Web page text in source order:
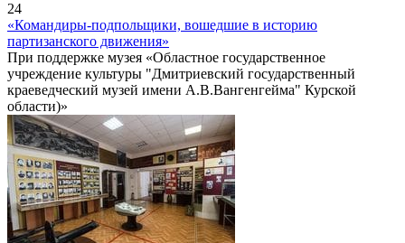
24
«Командиры-подпольщики, вошедшие в историю
партизанского движения»
При поддержке музея «Областное государственное
учреждение культуры "Дмитриевский государственный
краеведческий музей имени А.В.Вангенгейма" Курской
области)»